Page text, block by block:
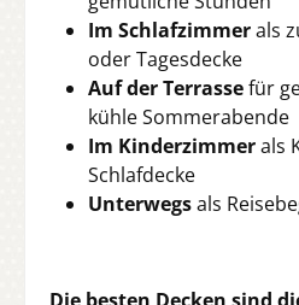
Im Schlafzimmerals
oder Tagesdecke
Auf der Terrassefür
kühle Sommerabende
Im Kinderzimmerals
Schlafdecke
Unterwegsals